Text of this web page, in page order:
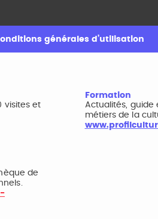
générales d’utilisation
visites et
Formation
Actualités, guide
métiers de la
de